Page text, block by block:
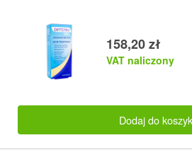
158,20 zł
VAT naliczony
Dodaj do